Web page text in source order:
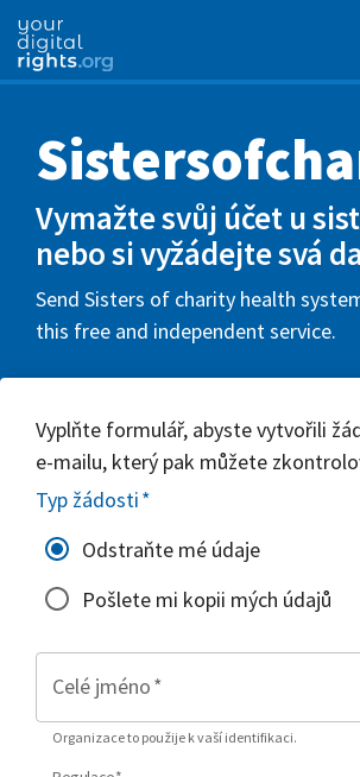
Vymažte svůj účet u
nebo si vyžádejte svá
Send Sisters of charity health
this free and independent service.
Vyplňte formulář, abyste vytvořili
e-mailu, který pak můžete
Typ žádosti*
Odstraňte mé údaje
Pošlete mi kopii mých údajů
Celé jméno*
Organizace to použije k vaší identifikaci.